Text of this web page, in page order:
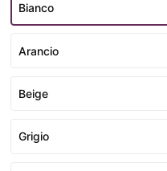
Bianco
Arancio
Beige
Grigio